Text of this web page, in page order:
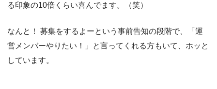
る印象の10倍くらい喜んでます。（笑）
なんと！ 募集をするよーという事前告知の段階で、「運
営メンバーやりたい！」と言ってくれる方もいて、ホッと
しています。